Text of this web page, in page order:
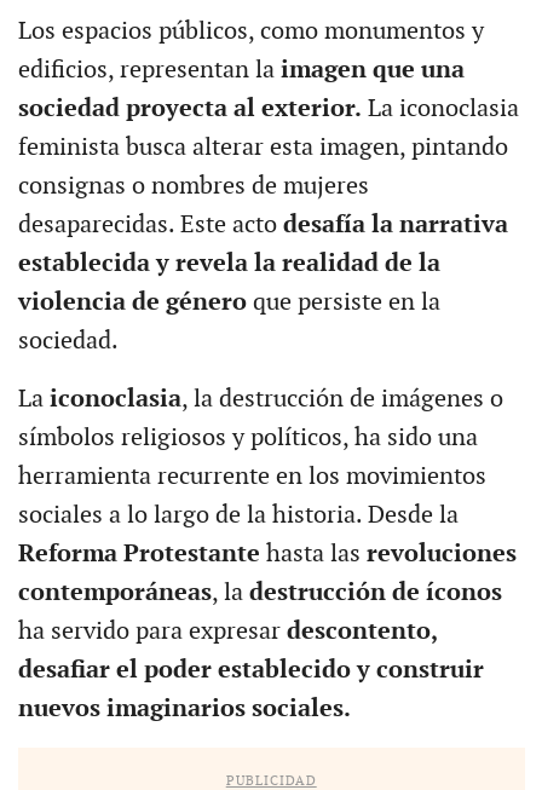
Los espacios públicos, como monumentos y
edificios, representan la imagen que una
sociedad proyecta al exterior. La iconoclasia
feminista busca alterar esta imagen, pintando
consignas o nombres de mujeres
desaparecidas. Este acto desafía la narrativa
establecida y revela la realidad de la
violencia de géneroque persiste en la
sociedad.
La iconoclasia, la destrucción de imágenes o
símbolos religiosos y políticos, ha sido una
herramienta recurrente en los movimientos
sociales a lo largo de la historia. Desde la
Reforma Protestante hasta las revoluciones
contemporáneas, la destrucción de íconos
ha servido para expresar descontento,
desafiar el poder establecido y construir
nuevos imaginarios sociales.
PUBLICIDAD